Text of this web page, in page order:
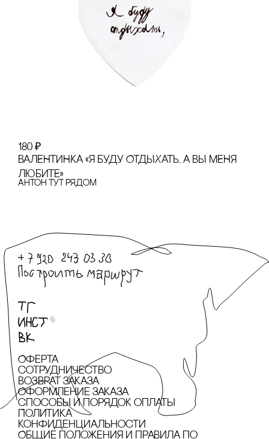
180 ₽
ВАЛЕНТИНКА «Я БУДУ ОТДЫХАТЬ, А ВЫ МЕНЯ
ЛЮБИТЕ»
Антон тут рядом
Оферта
сотрудничество
Возврат заказа
Оформление заказа
cпособы и порядок оплаты
Политика
конфиденциальности
Общие положения и правила по